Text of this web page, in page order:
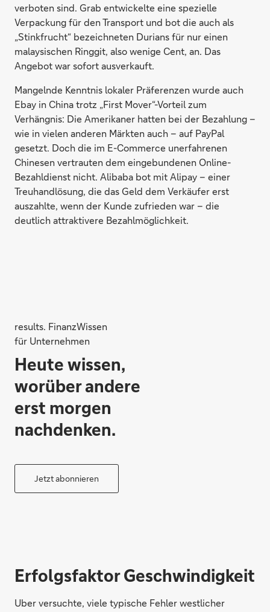
verboten sind. Grab entwickelte eine spezielle
Verpackung für den Transport und bot die auch als
„Stinkfrucht“ bezeichneten Durians für nur einen
malaysischen Ringgit, also wenige Cent, an. Das
Angebot war sofort ausverkauft.
Mangelnde Kenntnis lokaler Präferenzen wurde auch
Ebay in China trotz „First Mover“-Vorteil zum
Verhängnis: Die Amerikaner hatten bei der Bezahlung –
wie in vielen anderen Märkten auch – auf PayPal
gesetzt. Doch die im E-Commerce unerfahrenen
Chinesen vertrauten dem eingebundenen Online-
Bezahldienst nicht. Alibaba bot mit Alipay – einer
Treuhandlösung, die das Geld dem Verkäufer erst
auszahlte, wenn der Kunde zufrieden war – die
deutlich attraktivere Bezahlmöglichkeit.
results. FinanzWissen
für Unternehmen
Heute wissen,
worüber andere
erst morgen
nachdenken.
Jetzt abonnieren
Erfolgsfaktor Geschwindigkeit
Uber versuchte, viele typische Fehler westlicher